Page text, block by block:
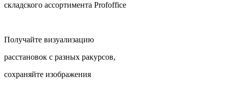
складского ассортимента Profoffice
Получайте визуализацию
расстановок с разных ракурсов,
сохраняйте изображения